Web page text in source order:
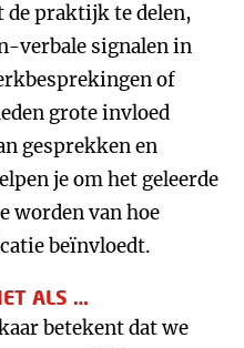
de praktijk te delen,
verbale signalen in
of
grote invloed
gesprekken en
je om het geleerde
worden van hoe
beïnvloedt.
ALS …
betekent dat we